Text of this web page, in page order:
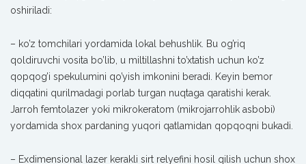
oshiriladi:
– ko’z tomchilari yordamida lokal behushlik. Bu og’riq
qoldiruvchi vosita bo’lib, u miltillashni to’xtatish uchun ko’z
qopqog’i spekulumini qo’yish imkonini beradi. Keyin bemor
diqqatini qurilmadagi porlab turgan nuqtaga qaratishi kerak.
Jarroh femtolazer yoki mikrokeratom (mikrojarrohlik asbobi)
yordamida shox pardaning yuqori qatlamidan qopqoqni bukadi.
– Exdimensional lazer kerakli sirt relyefini hosil qilish uchun shox